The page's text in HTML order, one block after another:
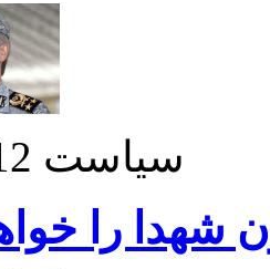
سیاست 12
شهدا را